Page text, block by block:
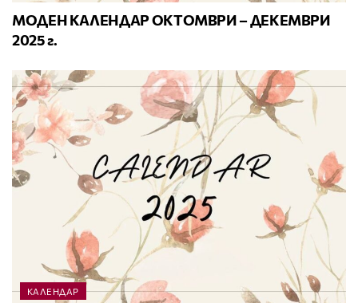
МОДЕН КАЛЕНДАР ОКТОМВРИ – ДЕКЕМВРИ
2025 г.
КАЛЕНДАР